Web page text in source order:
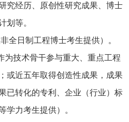
究经历、原创性研究成果、博士
划等。
全日制工程博士考生提供）。
为技术骨干参与重大、重点工程
或近五年取得创造性成果，成果
已转化的专利、企业（行业）标
学力考生提供）。